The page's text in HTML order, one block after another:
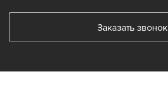
Заказать звонок